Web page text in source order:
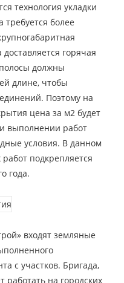
технология укладки
более
горячая
должны
длине, чтобы
Поэтому на
цена за м2 будет
выполнении работ
условия. В данном
подкрепляется
года.
входят земляные
с участков. Бригада,
работать на городских